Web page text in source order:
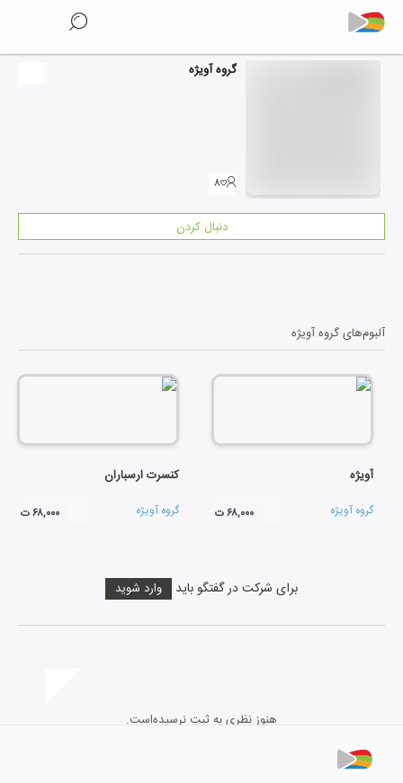
گروه آویژه
۸
دنبال کردن
آلبوم‌هایگروه آویژه
آویژه
گروه آویژه ۶۸,۰۰۰ ت
کنسرت ارسباران
گروه آویژه ۶۸,۰۰۰ ت
برای شرکت در گفتگو باید وارد شوید
هنوز نظری به ثبت نرسیده‌است.